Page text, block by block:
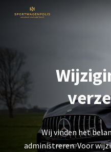
Wij vinden het
administreren. Voor